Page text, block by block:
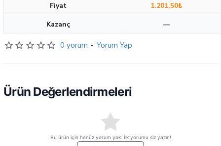
0 yorum - Yorum Yap
Fiyat
1.201,50₺
Kazanç
—
Ürün Değerlendirmeleri
Bu ürün için henüz yorum yok. İlk yorumu siz yazın!